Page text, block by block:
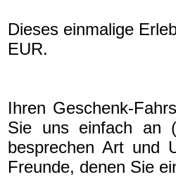
Dieses einmalige
EUR.
Ihren Geschenk-
Sie uns einfach an
besprechen Art und
Freunde, denen Sie